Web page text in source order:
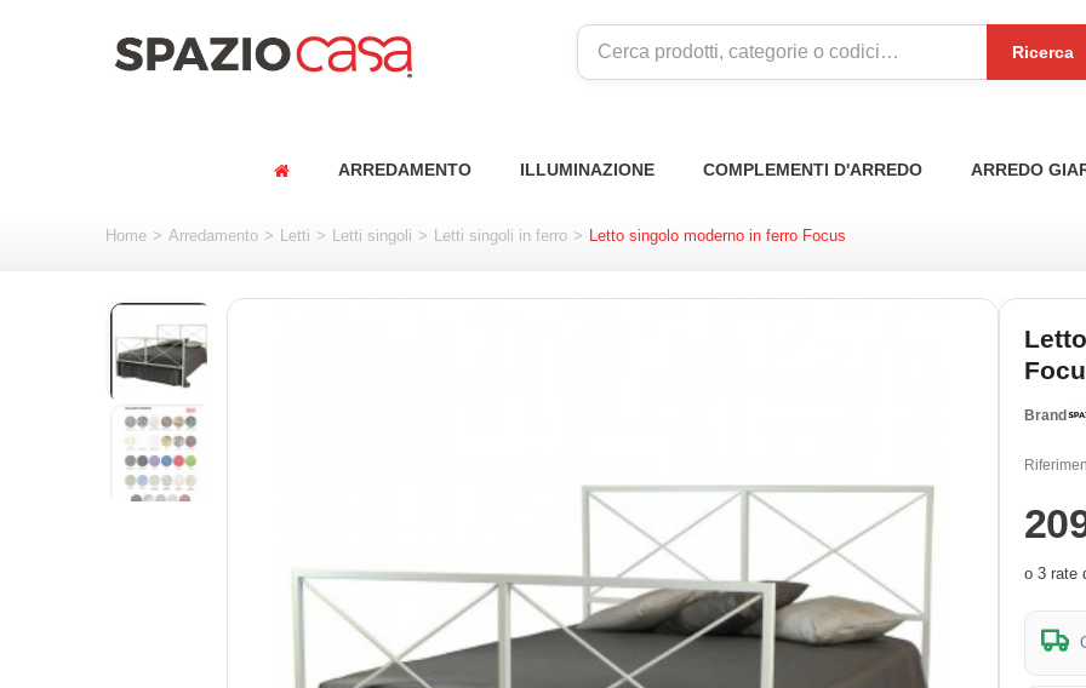
Ricerca
ARREDAMENTO ILLUMINAZIONE COMPLEMENTI D'ARREDO ARREDO
Home > Arredamento > Letti > Letti singoli > Letti singoli in ferro > Letto singolo moderno in ferro Focus
Brand